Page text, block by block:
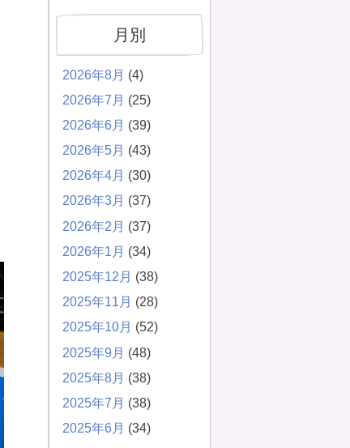
月別
2026年8月 (4)
2026年7月 (25)
2026年6月 (39)
2026年5月 (43)
2026年4月 (30)
2026年3月 (37)
2026年2月 (37)
2026年1月 (34)
2025年12月 (38)
2025年11月 (28)
2025年10月 (52)
2025年9月 (48)
2025年8月 (38)
2025年7月 (38)
2025年6月 (34)